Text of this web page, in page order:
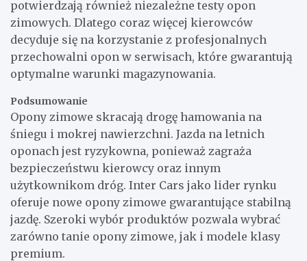
potwierdzają również niezależne testy opon
zimowych. Dlatego coraz więcej kierowców
decyduje się na korzystanie z profesjonalnych
przechowalni opon w serwisach, które gwarantują
optymalne warunki magazynowania.
Podsumowanie
Opony zimowe skracają drogę hamowania na
śniegu i mokrej nawierzchni. Jazda na letnich
oponach jest ryzykowna, ponieważ zagraża
bezpieczeństwu kierowcy oraz innym
użytkownikom dróg. Inter Cars jako lider rynku
oferuje nowe opony zimowe gwarantujące stabilną
jazdę. Szeroki wybór produktów pozwala wybrać
zarówno tanie opony zimowe, jak i modele klasy
premium.